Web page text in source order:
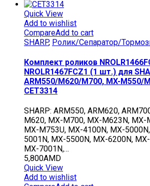
Quick View
Add to wishlist
CompareAdd to cart
SHARP, Ролик/Сепаратор/
Комплект роликов
NROLR1467FCZ1 (1 шт.) для
ARM550/M620/M700, MX-M550/
CET3314
SHARP: ARM550, ARM620,
M620, MX-M700, MX-M623N, MX-
MX-M753U, MX-4100N, MX-
5001N, MX-5500N, MX-6200N,
MX-7001N,…
5,800AMD
Quick View
Add to wishlist